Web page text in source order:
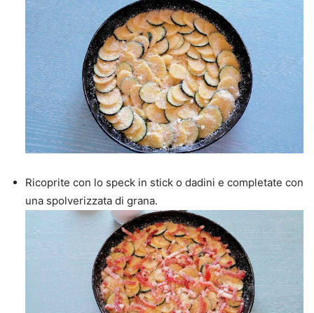
Ricoprite con lo speck in stick o dadini e completate con
una spolverizzata di grana.